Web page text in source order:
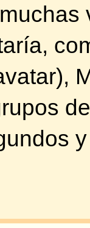
su
¡He
y podrá
puedo